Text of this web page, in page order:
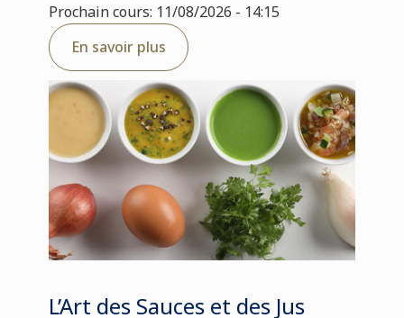
Prochain cours: 11/08/2026 - 14:15
En savoir plus
L’Art des Sauces et des Jus